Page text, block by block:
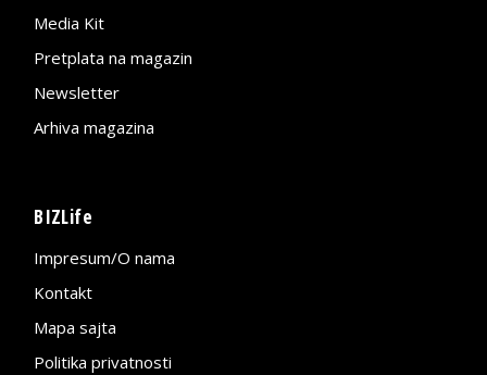
Media Kit
Pretplata na magazin
Newsletter
Arhiva magazina
BIZLife
Impresum/O nama
Kontakt
Mapa sajta
Politika privatnosti